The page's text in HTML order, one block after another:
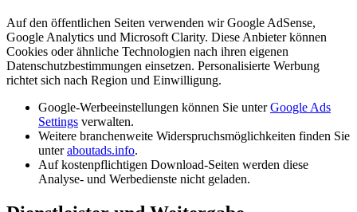
Auf den öffentlichen Seiten verwenden wir Google AdSense,
Google Analytics und Microsoft Clarity. Diese Anbieter können
Cookies oder ähnliche Technologien nach ihren eigenen
Datenschutzbestimmungen einsetzen. Personalisierte Werbung
richtet sich nach Region und Einwilligung.
Google-Werbeeinstellungen können Sie unterGoogle Ads
Settings verwalten.
Weitere branchenweite Widerspruchsmöglichkeiten finden Sie
unteraboutads.info.
Auf kostenpflichtigen Download-Seiten werden diese
Analyse- und Werbedienste nicht geladen.